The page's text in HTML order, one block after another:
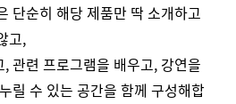
단순히 해당 제품만 딱 소개하고
고,
관련 프로그램을 배우고, 강연을
릴 수 있는 공간을 함께 구성해합